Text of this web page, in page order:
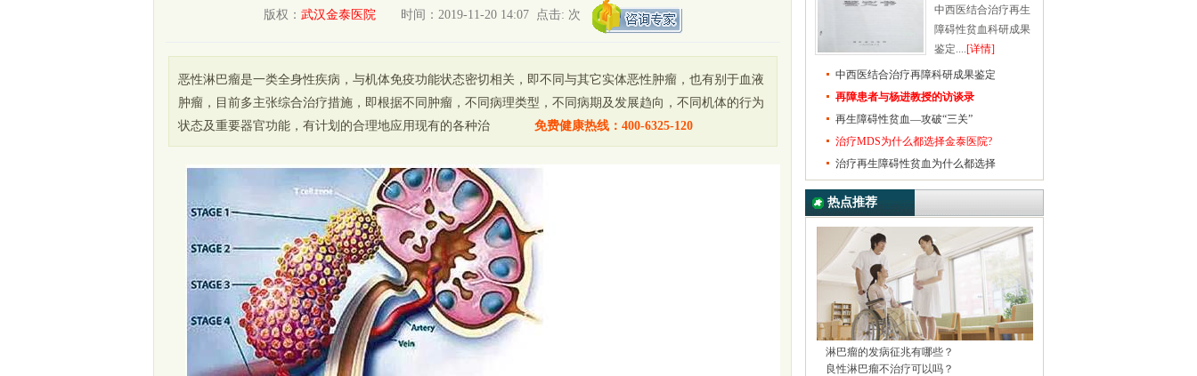
版权： 武汉金泰医院时间：2019-11-20 14:07 点击: 次
恶性淋巴瘤是一类全身性疾病，与机体免疫功能状态密切相关，即不同与其它实体恶性肿瘤，也有别于血液
肿瘤，目前多主张综合治疗措施，即根据不同肿瘤，不同病理类型，不同病期及发展趋向，不同机体的行为
状态及重要器官功能，有计划的合理地应用现有的各种治
免费健康热线：400-6325-120
障科研成果鉴定
中西医结合治疗再生
障碍性贫血科研成果
鉴定....[详情]
中西医结合治疗再障科研成果鉴定
再障患者与杨进教授的访谈录
再生障碍性贫血—攻破“三关”
治疗MDS为什么都选择金泰医院?
治疗再生障碍性贫血为什么都选择
热点推荐
淋巴瘤的发病征兆有哪些？
良性淋巴瘤不治疗可以吗？